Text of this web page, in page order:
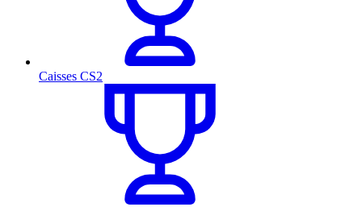
Caisses CS2